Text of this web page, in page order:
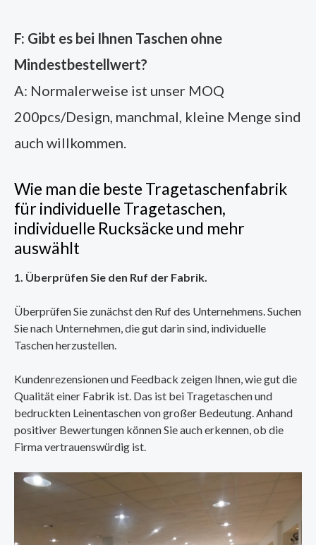
F: Gibt es bei Ihnen Taschen ohne
Mindestbestellwert?
A: Normalerweise ist unser MOQ
200pcs/Design, manchmal, kleine Menge sind
auch willkommen.
Wie man die beste Tragetaschenfabrik
für individuelle Tragetaschen,
individuelle Rucksäcke und mehr
auswählt
1. Überprüfen Sie den Ruf der Fabrik.
Überprüfen Sie zunächst den Ruf des Unternehmens. Suchen
Sie nach Unternehmen, die gut darin sind, individuelle
Taschen herzustellen.
Kundenrezensionen und Feedback zeigen Ihnen, wie gut die
Qualität einer Fabrik ist. Das ist bei Tragetaschen und
bedruckten Leinentaschen von großer Bedeutung. Anhand
positiver Bewertungen können Sie auch erkennen, ob die
Firma vertrauenswürdig ist.